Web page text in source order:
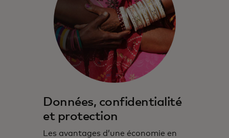
Données, confidentialité
et protection
Les avantages d’une économie en